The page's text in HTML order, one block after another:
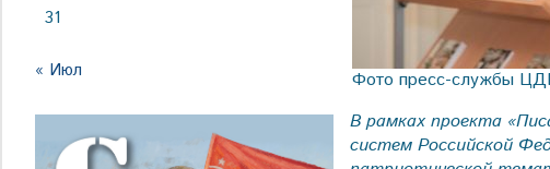
Фото пресс-службы
В рамках проекта
систем Российской
31
« Июл